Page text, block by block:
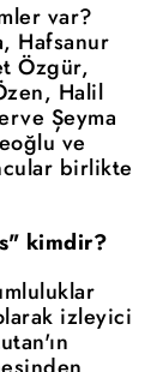
var?
Hafsanur
Özgür,
Halil
Şeyma
ve
birlikte
kimdir?
izleyici